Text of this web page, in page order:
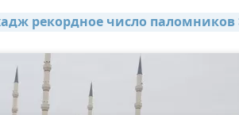
рекордное число паломников